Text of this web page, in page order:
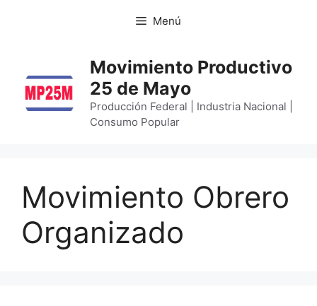
Menú
Movimiento Productivo
25 de Mayo
Producción Federal | Industria Nacional |
Consumo Popular
Movimiento Obrero
Organizado